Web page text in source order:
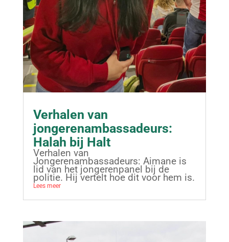
Verhalen van
jongerenambassadeurs:
Halah bij Halt
Verhalen van
Jongerenambassadeurs: Aimane is
lid van het jongerenpanel bij de
politie. Hij vertelt hoe dit voor hem is.
Lees meer